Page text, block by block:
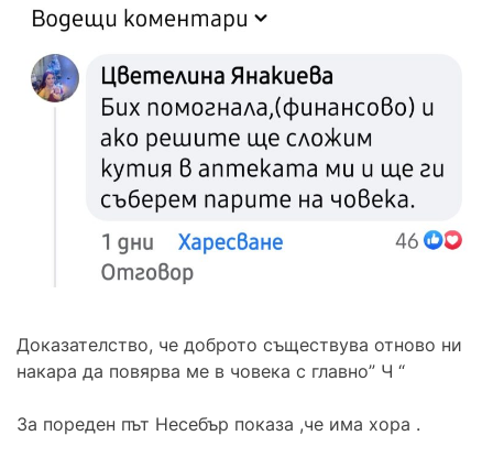
Доказателство, че доброто съществува отново ни
накара да повярва ме в човека с главно” Ч “
За пореден път Несебър показа ,че има хора .